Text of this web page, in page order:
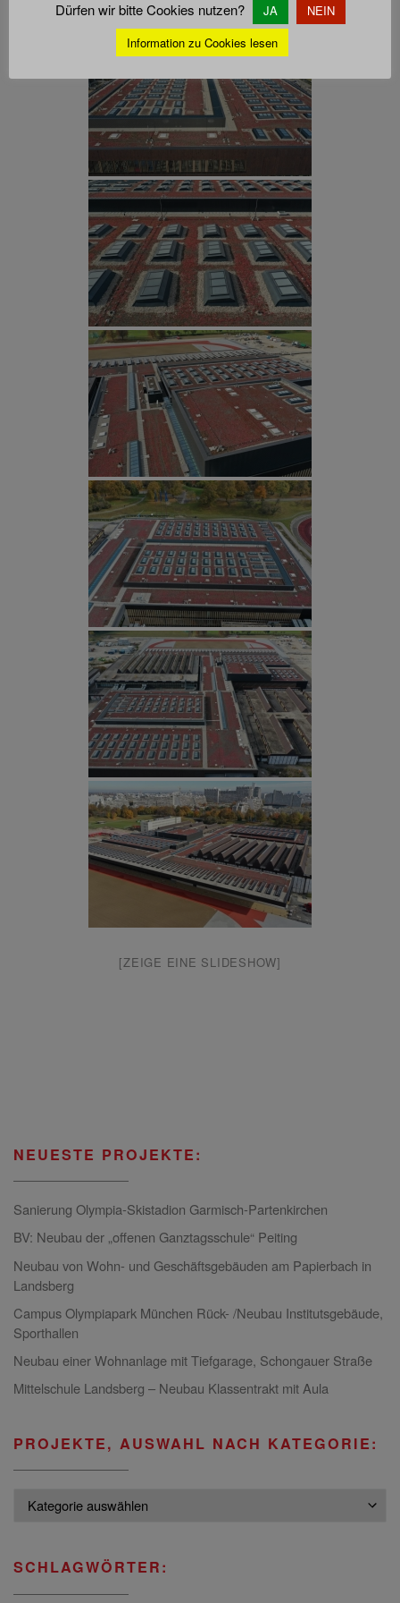
[ZEIGE EINE SLIDESHOW]
NEUESTE PROJEKTE:
Sanierung Olympia-Skistadion Garmisch-Partenkirchen
BV: Neubau der „offenen Ganztagsschule“ Peiting
Neubau von Wohn- und Geschäftsgebäuden am Papierbach in
Landsberg
Campus Olympiapark München Rück- /Neubau Institutsgebäude,
Sporthallen
Neubau einer Wohnanlage mit Tiefgarage, Schongauer Straße
Mittelschule Landsberg – Neubau Klassentrakt mit Aula
PROJEKTE, AUSWAHL NACH KATEGORIE:
SCHLAGWÖRTER:
Dürfen wir bitte Cookies nutzen? JA
NEIN
Information zu Cookies lesen